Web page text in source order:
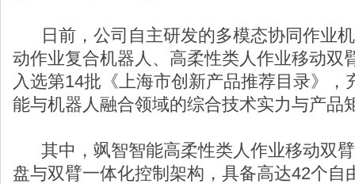
日前，公司自主研发的多模态协同作业
动作业复合机器人、高柔性类人作业移动双
入选第14批《上海市创新产品推荐目录》，
能与机器人融合领域的综合技术实力与产品
其中，飒智智能高柔性类人作业移动双
盘与双臂一体化控制架构，具备高达42个自